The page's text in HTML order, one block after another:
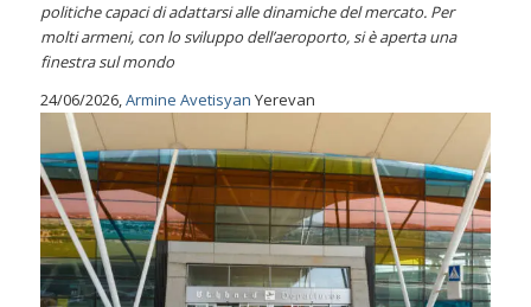
politiche capaci di adattarsi alle dinamiche del mercato. Per
molti armeni, con lo sviluppo dell’aeroporto, si è aperta una
finestra sul mondo
24/06/2026,Armine Avetisyan Yerevan